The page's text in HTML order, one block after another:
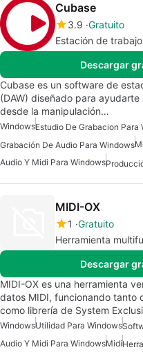
Cubase
3.9 Gratuito
Estación de
Descargar
Cubase es un software de
(DAW) diseñado para
desde la manipulación…
WindowsEstudio De Grabacion Para
Grabación De Audio Para Windows
Audio Y Midi Para Windows
MIDI-OX
1 Gratuito
Herramienta
Descargar
MIDI-OX es una herramienta
datos MIDI, funcionando tanto
como librería de System
WindowsUtilidad Para Windows
Audio Y Midi Para WindowsMidi